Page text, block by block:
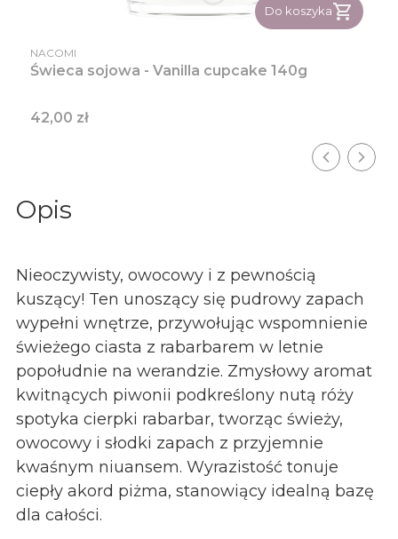
Do koszyka
PRODUCENT
NACOMI
Świeca sojowa - Vanilla cupcake 140g
Cena
42,00 zł
Opis
Nieoczywisty, owocowy i z pewnością
kuszący! Ten unoszący się pudrowy zapach
wypełni wnętrze, przywołując wspomnienie
świeżego ciasta z rabarbarem w letnie
popołudnie na werandzie. Zmysłowy aromat
kwitnących piwonii podkreślony nutą róży
spotyka cierpki rabarbar, tworząc świeży,
owocowy i słodki zapach z przyjemnie
kwaśnym niuansem. Wyrazistość tonuje
ciepły akord piżma, stanowiący idealną bazę
dla całości.